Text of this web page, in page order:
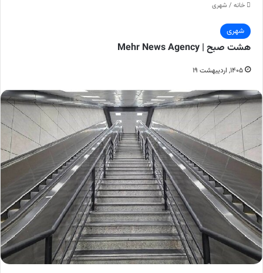
خانه / شهری
شهری
هشت صبح | Mehr News Agency
۱۴۰۵, اردیبهشت ۱۹